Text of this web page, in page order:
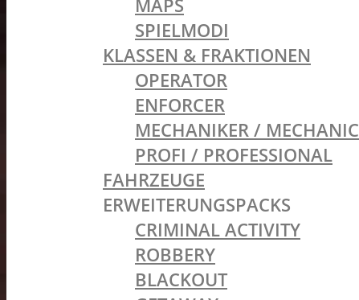
MAPS
SPIELMODI
KLASSEN & FRAKTIONEN
OPERATOR
ENFORCER
MECHANIKER / MECHANIC
PROFI / PROFESSIONAL
FAHRZEUGE
ERWEITERUNGSPACKS
CRIMINAL ACTIVITY
ROBBERY
BLACKOUT